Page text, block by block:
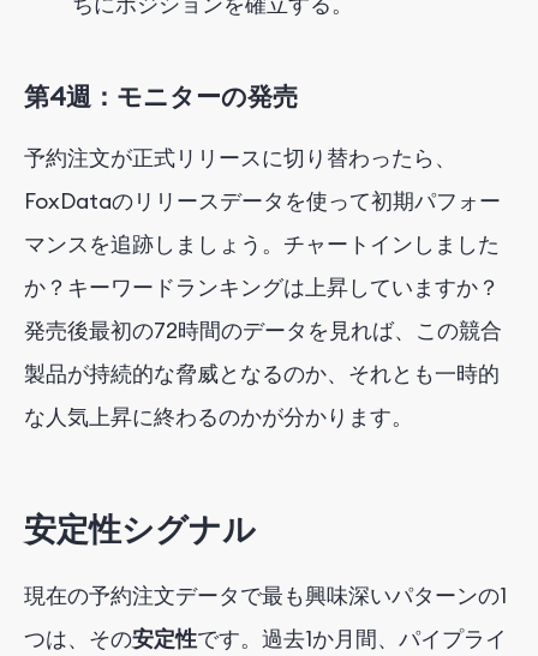
第4週：モニターの発売
予約注文が正式リリースに切り替わったら、
FoxDataのリリースデータを使って初期パフォー
マンスを追跡しましょう。チャートインしました
か？キーワードランキングは上昇していますか？
発売後最初の72時間のデータを見れば、この競合
製品が持続的な脅威となるのか、それとも一時的
な人気上昇に終わるのかが分かります。
安定性シグナル
現在の予約注文データで最も興味深いパターンの1
つは、その安定性です。過去1か月間、パイプライ